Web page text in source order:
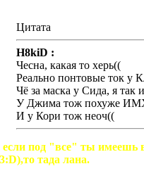
Цитата
H8kiD :
Чесна, какая то херь((
Реально понтовые ток у
Чё за маска у Сида, я так
У Джима тож похуже
И у Кори тож неоч((
если под "все" ты
тада лана.